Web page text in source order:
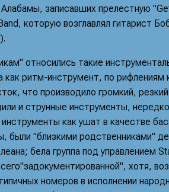
записавших прелестную
которую возглавлял гитарист
относились такие
ритм-инструмент, по рифлениям
что производило громкий,
и струнные инструменты,
как ушат в качестве
были "близкими родственниками"
бела группа под управлением
хотя,
номеров в исполнении